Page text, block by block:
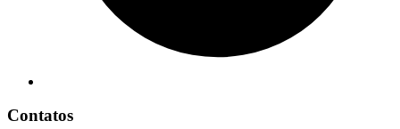
Contatos